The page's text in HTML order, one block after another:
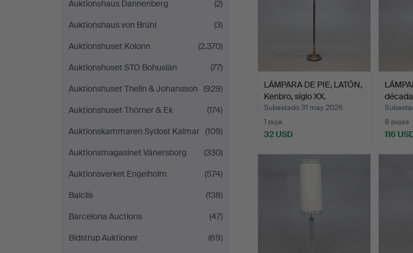
Auktionshaus Dannenberg
(2)
Auktionshaus von Brühl
(3)
Auktionshuset Kolonn
(2.370)
Auktionshuset STO Bohuslän
(77)
Auktionshuset Thelin & Johansson
(929)
Auktionshuset Thörner & Ek
(174)
Auktionskammaren Sydost Kalmar (109)
Auktionsmagasinet Vänersborg
(330)
Auktionsverket Engelholm
(574)
Balclis
(138)
Barcelona Auctions
(47)
Bidstrup Auktioner
(69)
LÁMPARA DE PIE, LATÓN,
Kenbro, siglo XX.
Subastado 31 may 2026
1 puja
32 USD
8 pujas
116